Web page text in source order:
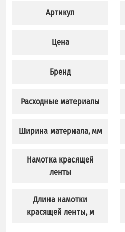
Артикул
Цена
Бренд
Расходные материалы
Ширина материала, мм
Намотка красящей
ленты
Длина намотки
красящей ленты, м